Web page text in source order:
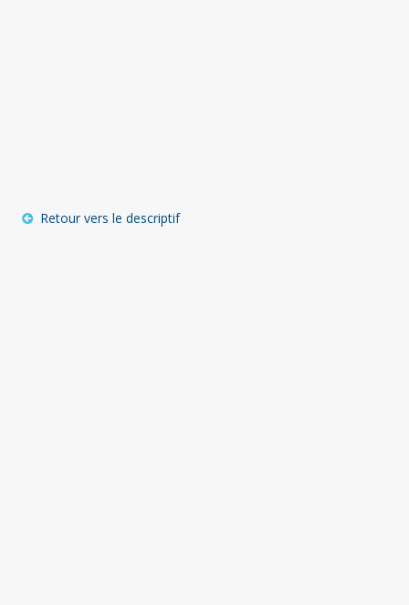
Retour vers le descriptif